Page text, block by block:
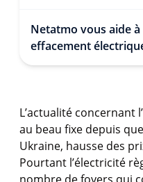
Netatmo vous aide
effacement
L’actualité concernant
au beau fixe depuis
Ukraine, hausse des
Pourtant l’électricité
nombre de foyers qui